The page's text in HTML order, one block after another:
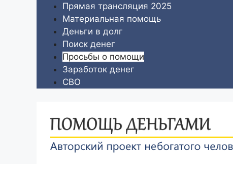
содержимому
Прямая трансляция 2025
Материальная помощь
Деньги в долг
Поиск денег
Просьбы о помощи
Заработок денег
СВО